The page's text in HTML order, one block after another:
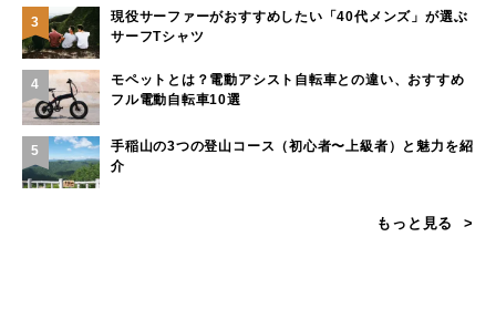
3
現役サーファーがおすすめしたい「40代メンズ」が選ぶ
サーフTシャツ
4
モペットとは？電動アシスト自転車との違い、おすすめ
フル電動自転車10選
5
手稲山の3つの登山コース（初心者〜上級者）と魅力を紹
介
もっと見る